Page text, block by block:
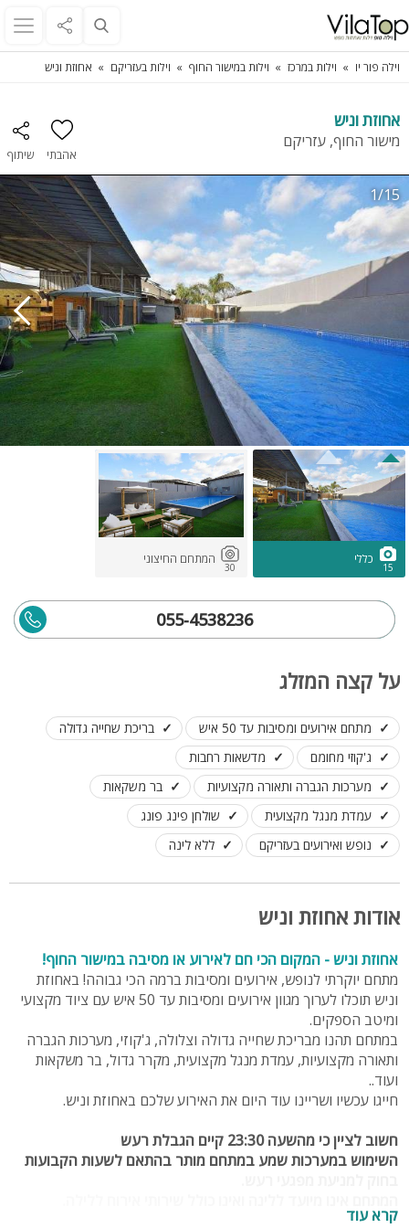
וילה פור יו וילות במרכז וילות במישור החוף וילות בעזריקם אחוזת וניש
אחוזת וניש
מישור החוף, עזריקם
אהבתי שיתוף
1/15
15
כללי
30
המתחם החיצוני
055-4538236
על קצה המזלג
מתחם אירועים ומסיבות עד 50 איש
בריכת שחייה גדולה
ג'קוזי מחומם
מדשאות רחבות
מערכות הגברה ותאורה מקצועיות
בר משקאות
עמדת מנגל מקצועית
שולחן פינג פונג
נופש ואירועים בעזריקם
ללא לינה
אודות אחוזת וניש
אחוזת וניש - המקום הכי חם לאירוע או מסיבה במישור החוף!
מתחם יוקרתי לנופש, אירועים ומסיבות ברמה הכי גבוהה! באחוזת
וניש תוכלו לערוך מגוון אירועים ומסיבות עד 50 איש עם ציוד מקצועי
ומיטב הספקים.
במתחם תהנו מבריכת שחייה גדולה וצלולה, ג'קוזי, מערכות הגברה
ותאורה מקצועיות, עמדת מנגל מקצועית, מקרר גדול, בר משקאות
ועוד..
חייגו עכשיו ושריינו עוד היום את האירוע שלכם באחוזת וניש.
חשוב לציין כי מהשעה 23:30 קיים הגבלת רעש
השימוש במערכות שמע במתחם מותר בהתאם לשעות הקבועות
קרא עוד